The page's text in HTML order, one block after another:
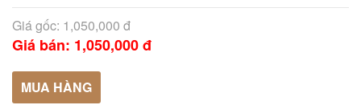
Giá gốc: 1,050,000 đ
Giá bán: 1,050,000 đ
MUA HÀNG